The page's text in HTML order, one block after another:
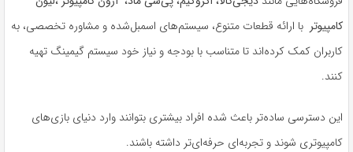
کامپیوتر با ارائه قطعات متنوع، سیستم‌های اسمبل‌شده و مشاوره تخصصی، به
کاربران کمک کرده‌اند تا متناسب با بودجه و نیاز خود سیستم گیمینگ تهیه
کنند.
این دسترسی ساده‌تر باعث شده افراد بیشتری بتوانند وارد دنیای بازی‌های
کامپیوتری شوند و تجربه‌ای حرفه‌ای‌تر داشته باشند.